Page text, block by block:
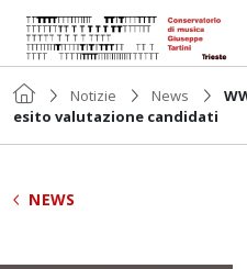
Notizie News
esito valutazione candidati
NEWS